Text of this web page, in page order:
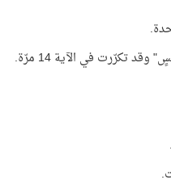
تكرّرت في الآية 14 مرّة.